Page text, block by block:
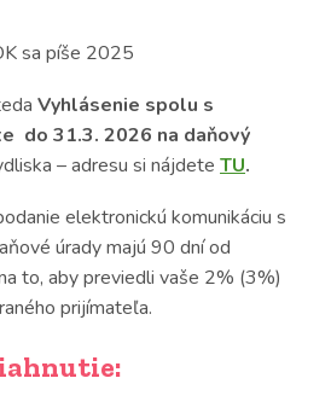
sa píše 2025
Vyhlásenie spolu s
do 31.3. 2026 na daňový
– adresu si nájdete TU.
elektronickú komunikáciu s
úrady majú 90 dní od
to, aby previedli vaše 2% (3%)
prijímateľa.